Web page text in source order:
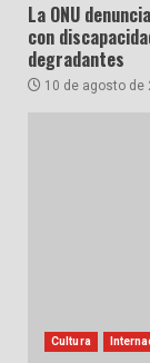
La ONU
con
degradantes
10 de agosto de
Cultura